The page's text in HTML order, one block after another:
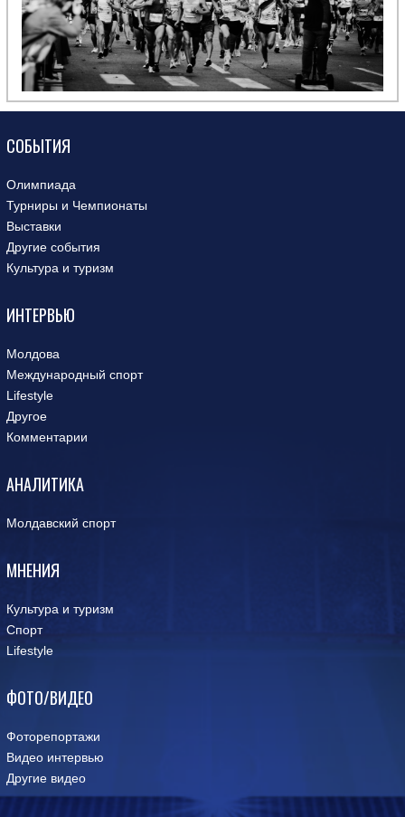
СОБЫТИЯ
Олимпиада
Турниры и Чемпионаты
Выставки
Другие события
Культура и туризм
ИНТЕРВЬЮ
Молдова
Международный спорт
Lifestyle
Другое
Комментарии
АНАЛИТИКА
Молдавский спорт
МНЕНИЯ
Культура и туризм
Спорт
Lifestyle
ФОТО/ВИДЕО
Фоторепортажи
Видео интервью
Другие видео